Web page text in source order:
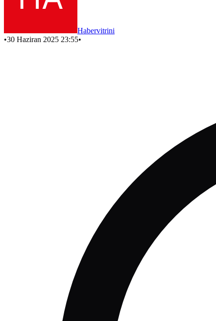
Habervitrini
•30 Haziran 2025 23:55•